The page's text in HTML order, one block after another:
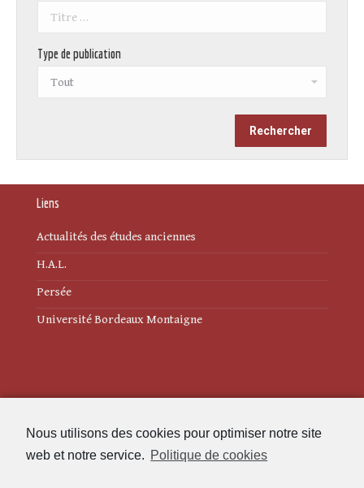
Nous utilisons des cookies pour optimiser notre site
web et notre service. Politique de cookies
Type de publication
Liens
Actualités des études anciennes
H.A.L.
Persée
Université Bordeaux Montaigne
Politique de cookies (UE)